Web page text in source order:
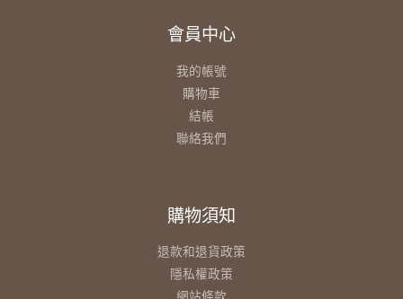
會員中心
我的帳號
購物車
結帳
聯絡我們
購物須知
退款和退貨政策
隱私權政策